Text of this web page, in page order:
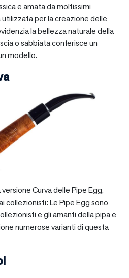
e amata da moltissimi
per la creazione delle
la bellezza naturale della
o sabbiata conferisce un
modello.
Curva delle Pipe Egg,
collezionisti: Le Pipe Egg sono
e gli amanti della pipa e
numerose varianti di questa